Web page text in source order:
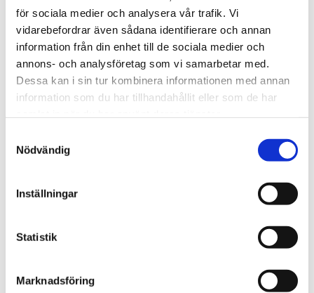
för sociala medier och analysera vår trafik. Vi
vidarebefordrar även sådana identifierare och annan
information från din enhet till de sociala medier och
annons- och analysföretag som vi samarbetar med.
Dessa kan i sin tur kombinera informationen med annan
information som du har tillhandahållit eller som de har
Nödvändig
Inställningar
Statistik
Marknadsföring
Nigeriansk kvinna ville
slå världs­rekord – läste
Bibeln i 144 timmar
Norge